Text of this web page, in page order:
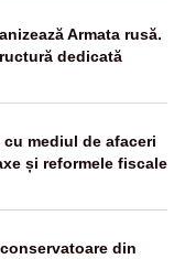
Armata rusă.
dedicată
mediul de afaceri
și reformele fiscale
din